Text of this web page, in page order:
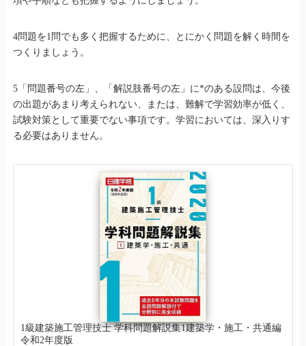
4問題を1問でも多く把握するために、とにかく問題を解く時間を
つくりましょう。
5「問題番号の左」、「解説肢番号の左」に*のある設問は、今後
の出題があまり考えられない、または、難解で学習効率が低く、
試験対策として重要でない事項です。学習においては、深入りす
る必要はありません。
1級建築施工管理技士 学科問題解説集1建築学・施工・共通編
令和2年度版